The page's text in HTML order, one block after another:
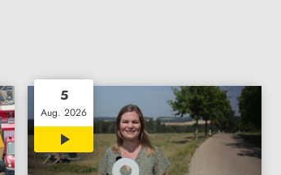
5
Aug. 2026
15:14